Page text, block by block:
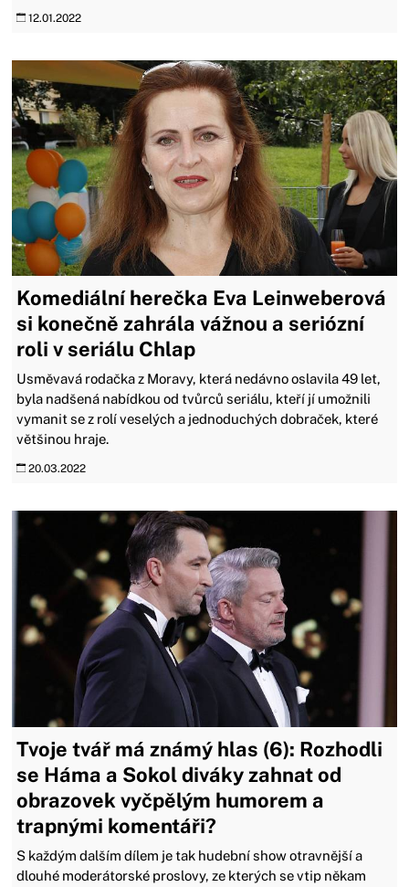
12.01.2022
Komediální herečka Eva Leinweberová
si konečně zahrála vážnou a seriózní
roli v seriálu Chlap
Usměvavá rodačka z Moravy, která nedávno oslavila 49 let,
byla nadšená nabídkou od tvůrců seriálu, kteří jí umožnili
vymanit se z rolí veselých a jednoduchých dobraček, které
většinou hraje.
20.03.2022
Tvoje tvář má známý hlas (6): Rozhodli
se Háma a Sokol diváky zahnat od
obrazovek vyčpělým humorem a
trapnými komentáři?
S každým dalším dílem je tak hudební show otravnější a
dlouhé moderátorské proslovy, ze kterých se vtip někam